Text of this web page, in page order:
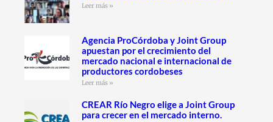
Leer más »
Agencia ProCórdoba y Joint Group
apuestan por el crecimiento del
mercado nacional e internacional de
productores cordobeses
Leer más »
CREAR Río Negro elige a Joint Group
para crecer en el mercado interno.